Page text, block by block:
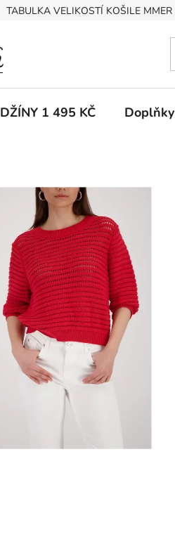
TABULKA VELIKOSTÍ KOŠILE MMER
DŽÍNY 1 495 KČ Doplňky